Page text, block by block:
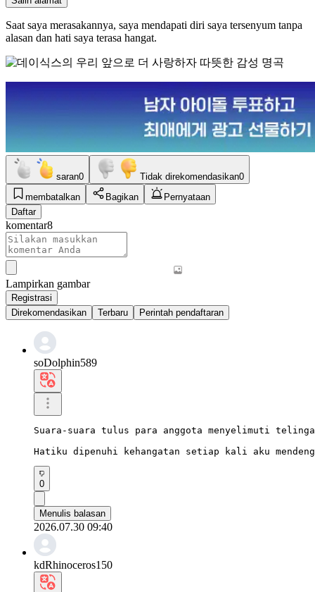
Saat saya merasakannya, saya mendapati diri saya tersenyum tanpa
alasan dan hati saya terasa hangat.
saran0 Tidak direkomendasikan0
membatalkan
Bagikan
Pernyataan
Daftar
komentar8
Lampirkan gambar
Registrasi
Direkomendasikan
Terbaru Perintah pendaftaran
soDolphin589
Suara-suara tulus para anggota menyelimuti
Hatiku dipenuhi kehangatan setiap kali aku
0
Menulis balasan
2026.07.30 09:40
kdRhinoceros150